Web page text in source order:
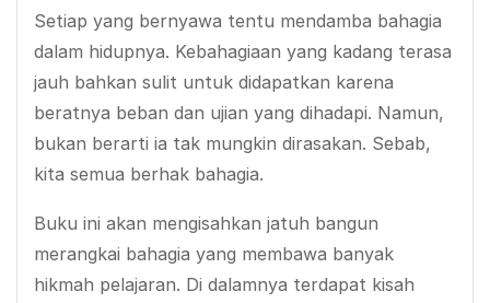
Setiap yang bernyawa tentu mendamba bahagia
dalam hidupnya. Kebahagiaan yang kadang terasa
jauh bahkan sulit untuk didapatkan karena
beratnya beban dan ujian yang dihadapi. Namun,
bukan berarti ia tak mungkin dirasakan. Sebab,
kita semua berhak bahagia.
Buku ini akan mengisahkan jatuh bangun
merangkai bahagia yang membawa banyak
hikmah pelajaran. Di dalamnya terdapat kisah